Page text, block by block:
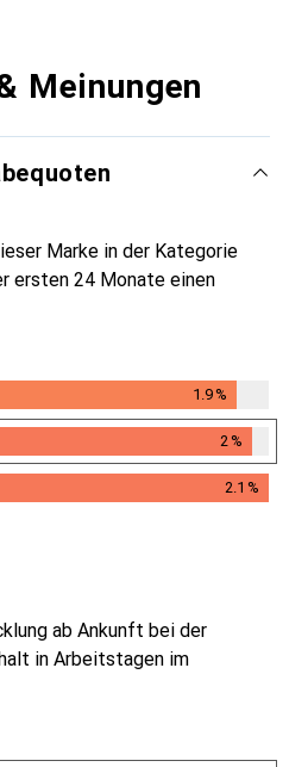
Meinungen
Marke in der Kategorie
ersten 24 Monate einen
1.9%
2 %
2.1 %
ab Ankunft bei der
in Arbeitstagen im